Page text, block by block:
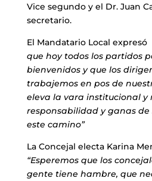
Vice segundo y el Dr. Juan
secretario.
El Mandatario Local expresó
que hoy todos los partidos
bienvenidos y que los
trabajemos en pos de
eleva la vara institucional y
responsabilidad y ganas
este camino”
La Concejal electa Karina
“Esperemos que los
gente tiene hambre, que